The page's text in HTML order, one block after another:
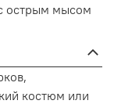
острым мысом
костюм или